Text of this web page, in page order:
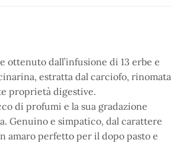
ottenuto dall’infusione di 13 erbe e
estratta dal carciofo, rinomata
proprietà digestive.
di profumi e la sua gradazione
Genuino e simpatico, dal carattere
amaro perfetto per il dopo pasto e